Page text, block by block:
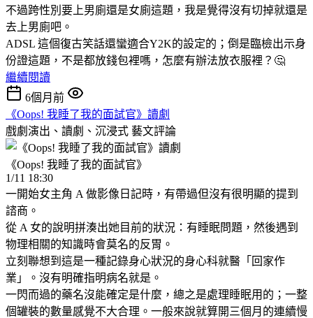
不過跨性別要上男廁還是女廁這題，我是覺得沒有切掉就還是
去上男廁吧。
ADSL 這個復古笑話還蠻適合Y2K的設定的；倒是臨檢出示身
份證這題，不是都放錢包裡嗎，怎麼有辦法放衣服裡？🤔
繼續閱讀
6個月前
《Oops! 我睡了我的面試官》讀劇
戲劇演出、讀劇、沉浸式 藝文評論
《Oops! 我睡了我的面試官》
1/11 18:30
一開始女主角 A 做影像日記時，有帶過但沒有很明顯的提到
諮商。
從 A 女的說明拼湊出她目前的狀況：有睡眠問題，然後遇到
物理相關的知識時會莫名的反胃。
立刻聯想到這是一種記錄身心狀況的身心科就醫「回家作
業」。沒有明確指明病名就是。
一閃而過的藥名沒能確定是什麼，總之是處理睡眠用的；一整
個罐裝的數量感覺不大合理。一般來說就算開三個月的連續慢